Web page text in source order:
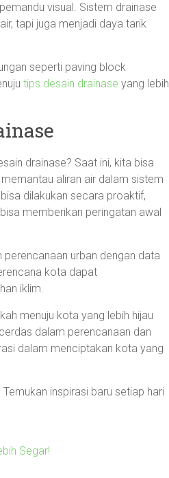
visual. Sistem drainase
tapi juga menjadi daya tarik
seperti paving block
tips desain drainase yang lebih
drainase? Saat ini, kita bisa
aliran air dalam sistem
dilakukan secara proaktif,
memberikan peringatan awal
urban dengan data
kota dapat
iklim.
menuju kota yang lebih hijau
dalam perencanaan dan
dalam menciptakan kota yang
inspirasi baru setiap hari
Segar!